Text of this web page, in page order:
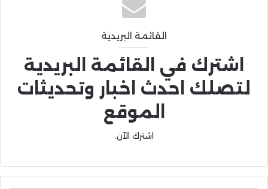
القائمة البريدية
اشترك في القائمة البريدية
لتصلك احدث اخبار وتحديثات
الموقع
اشترك الآن.